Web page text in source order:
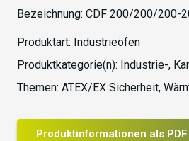
Bezeichnung: CDF 200/200/200-
Produktart: Industrieöfen
Produktkategorie(n): Industrie-,
Themen: ATEX/EX Sicherheit,
Produktinformationen als PDF